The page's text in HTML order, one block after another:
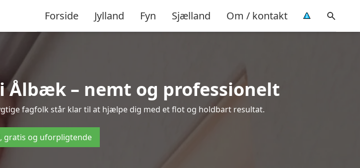
Forside Jylland Fyn Sjælland Om / kontakt
– nemt og professionelt
fagfolk står klar til at hjælpe dig med et flot og holdbart resultat.
gratis og uforpligtende